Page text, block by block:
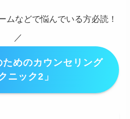
ムなどで悩んでいる方必読！
／
ためのカウンセリング
ニック2」